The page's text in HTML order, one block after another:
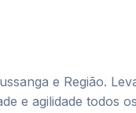
e Região.
e agilidade todos